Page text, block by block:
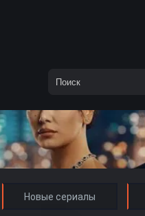
Новые сериалы